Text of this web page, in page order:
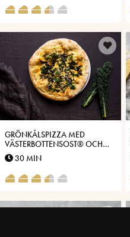
GRÖNKÅLSPIZZA MED
VÄSTERBOTTENSOST® OCH
ROSTADE PINJENÖTTER
30 MIN